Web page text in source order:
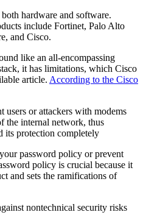
hardware and software.
include Fortinet, Palo Alto
and Cisco.
like an all-encompassing
it has limitations, which Cisco
article. According to the Cisco
users or attackers with modems
the internal network, thus
its protection completely
password policy or prevent
policy is crucial because it
and sets the ramifications of
nontechnical security risks